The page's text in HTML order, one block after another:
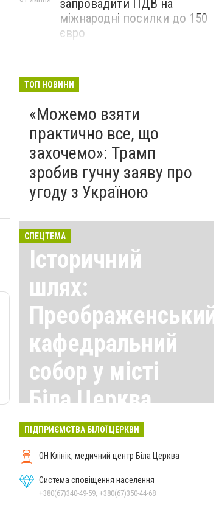
запровадити ПДВ на
міжнародні посилки до 150
євро
ТОП НОВИНИ
«Можемо взяти
практично все, що
захочемо»: Трамп
зробив гучну заяву про
угоду з Україною
СПЕЦТЕМА
Історичний
шлях:
Преображенський
кафедральний
собор у місті
Біла Церква
Всі матеріали тут
ПІДПРИЄМСТВА БІЛОЇ ЦЕРКВИ
ОН Клінік, медичний центр Біла Церква
Система сповіщення населення
+380(67)340-49-59, +380(67)350-44-68